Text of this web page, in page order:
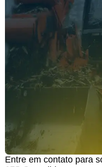
Entre em contato para